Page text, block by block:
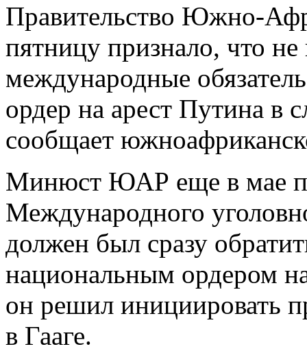
Правительство Южно-
пятницу признало, что
международные
ордер на арест Путина в
сообщает
Минюст ЮАР еще в мае
Международного
должен был сразу
национальным ордером
он решил инициировать
в Гааге.